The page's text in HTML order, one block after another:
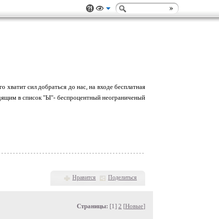
сил добраться до нас, на входе бесплатная
в список "Ы"- беспроцентный неограниченый
Нравится Поделиться
Страницы: [1] 2 [Новые]